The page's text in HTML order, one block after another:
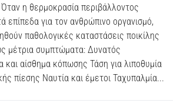
η θερμοκρασία περιβάλλοντος
επίπεδα για τον ανθρώπινο οργανισμό,
παθολογικές καταστάσεις ποικίλης
μέτρια συμπτώματα: Δυνατός
αίσθημα κόπωσης Τάση για λιποθυμία
πίεσης Ναυτία και έμετοι Ταχυπαλμία...